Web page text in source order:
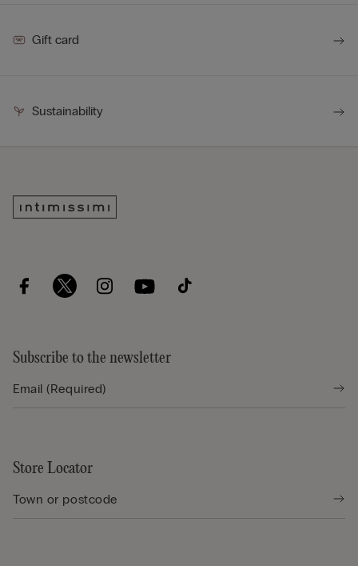
Gift card
Sustainability
Subscribe to the newsletter
Store Locator